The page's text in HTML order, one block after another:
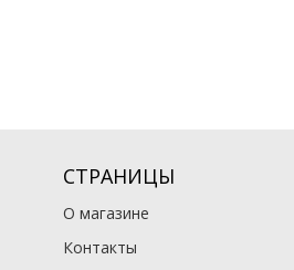
СТРАНИЦЫ
О магазине
Контакты